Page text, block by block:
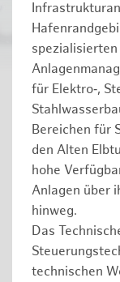
für Elektro‑,
Bereichen für
den Alten
hohe
Anlagen über
hinweg.
Das
technischen